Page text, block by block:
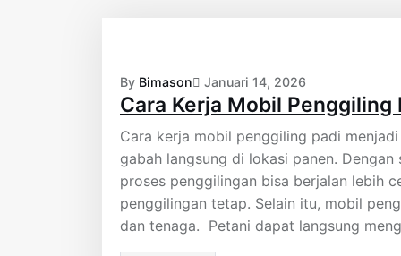
By Bimason Januari 14, 2026
Cara Kerja Mobil
Cara kerja mobil penggiling padi
gabah langsung di lokasi panen.
proses penggilingan bisa berjalan lebih
penggilingan tetap. Selain itu, mobil
dan tenaga. Petani dapat langsung